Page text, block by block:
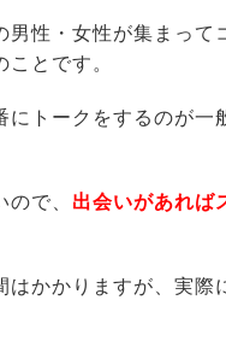
男性・女性が集まって
とです。
にトークをするのが一
で、 出会いがあれば
はかかりますが、実際